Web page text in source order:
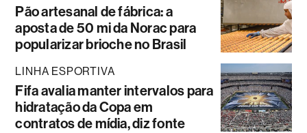
Pão artesanal de fábrica: a
aposta de 50 mi da Norac para
popularizar brioche no Brasil
LINHA ESPORTIVA
Fifa avalia manter intervalos para
hidratação da Copa em
contratos de mídia, diz fonte